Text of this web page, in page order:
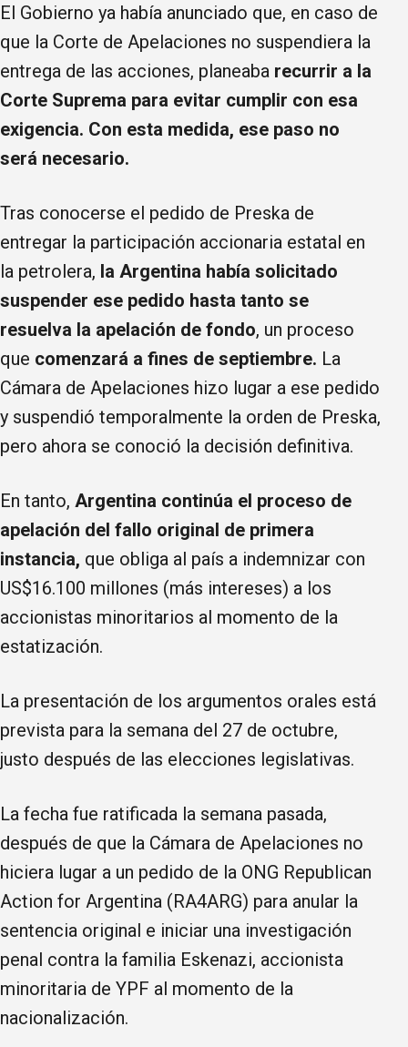
El Gobierno ya había anunciado que, en caso de
que la Corte de Apelaciones no suspendiera la
entrega de las acciones, planeaba recurrir a la
Corte Suprema para evitar cumplir con esa
exigencia. Con esta medida, ese paso no
será necesario.
Tras conocerse el pedido de Preska de
entregar la participación accionaria estatal en
la petrolera, la Argentina había solicitado
suspender ese pedido hasta tanto se
resuelva la apelación de fondo, un proceso
que comenzará a fines de septiembre. La
Cámara de Apelaciones hizo lugar a ese pedido
y suspendió temporalmente la orden de Preska,
pero ahora se conoció la decisión definitiva.
En tanto, Argentina continúa el proceso de
apelación del fallo original de primera
instancia, que obliga al país a indemnizar con
US$16.100 millones (más intereses) a los
accionistas minoritarios al momento de la
estatización.
La presentación de los argumentos orales está
prevista para la semana del 27 de octubre,
justo después de las elecciones legislativas.
La fecha fue ratificada la semana pasada,
después de que la Cámara de Apelaciones no
hiciera lugar a un pedido de la ONG Republican
Action for Argentina (RA4ARG) para anular la
sentencia original e iniciar una investigación
penal contra la familia Eskenazi, accionista
minoritaria de YPF al momento de la
nacionalización.